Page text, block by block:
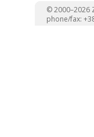
© 2000–2026
phone/fax: